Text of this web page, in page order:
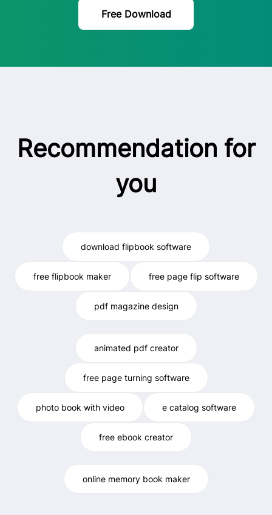
Free Download
Recommendation for
you
download flipbook software
free flipbook maker free page flip software
pdf magazine design
animated pdf creator
free page turning software
photo book with video e catalog software
free ebook creator
online memory book maker